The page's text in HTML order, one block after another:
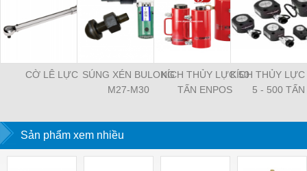
CỜ LÊ LỰC SÚNG XÉN BULONG
M27-M30
KÍCH THỦY LỰC 50
TẤN ENPOS
KÍCH THỦY
5 - 500 TẤN
Sản phẩm xem nhiều